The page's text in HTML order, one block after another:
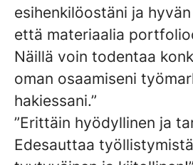
esihenkilöostäni ja
että materiaalia
Näillä voin todentaa
oman osaamiseni
hakiessani.”
”Erittäin hyödyllinen ja
Edesauttaa